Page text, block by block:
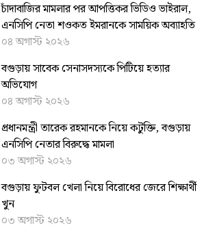
চাঁদাবাজির মামলার পর আপত্তিকর ভিডিও ভাইরাল,
এনসিপি নেতা শওকত ইমরানকে সাময়িক অব্যাহতি
০৪ অগাস্ট ২০২৬
বগুড়ায় সাবেক সেনাসদস্যকে পিটিয়ে হত্যার
অভিযোগ
০৪ অগাস্ট ২০২৬
প্রধানমন্ত্রী তারেক রহমানকে নিয়ে কটুক্তি, বগুড়ায়
এনসিপি নেতার বিরুদ্ধে মামলা
০৩ অগাস্ট ২০২৬
বগুড়ায় ফুটবল খেলা নিয়ে বিরোধের জেরে শিক্ষার্থী
খুন
০৩ অগাস্ট ২০২৬